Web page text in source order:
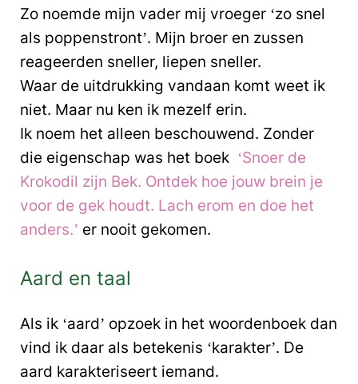
Zo noemde mijn vader mij vroeger ‘zo snel
als poppenstront’. Mijn broer en zussen
reageerden sneller, liepen sneller.
Waar de uitdrukking vandaan komt weet ik
niet. Maar nu ken ik mezelf erin.
Ik noem het alleen beschouwend. Zonder
die eigenschap was het boek ‘Snoer de
Krokodil zijn Bek. Ontdek hoe jouw brein je
voor de gek houdt. Lach erom en doe het
anders.’ er nooit gekomen.
Aard en taal
Als ik ‘aard’ opzoek in het woordenboek dan
vind ik daar als betekenis ‘karakter’. De
aard karakteriseert iemand.